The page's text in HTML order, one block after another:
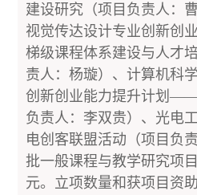
建设研究（项目负责人：
视觉传达设计专业创新创
梯级课程体系建设与人才
责人：杨璇）、计算机科
创新创业能力提升计划
负责人：李双贵）、光电
电创客联盟活动（项目负
批一般课程与教学研究项
元。立项数量和获项目资